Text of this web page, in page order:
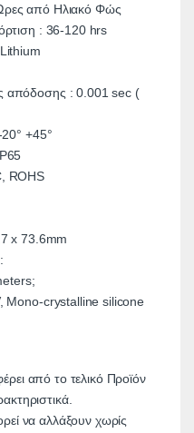
από Ηλιακό Φώς
: 36-120 hrs
απόδοσης : 0.001 sec (
+45°
ROHS
x 73.6mm
Mono-crystalline silicone
από το τελικό Προϊόν
να αλλάξουν χωρίς